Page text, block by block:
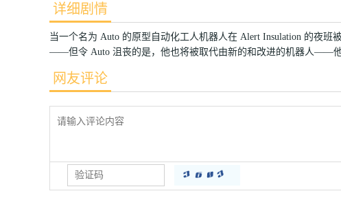
详细剧情
当一个名为 Auto 的原型自动化工人机器人在 Alert Insulation 的夜
——但令 Auto 沮丧的是，他也将被取代由新的和改进的机器人——他
网友评论